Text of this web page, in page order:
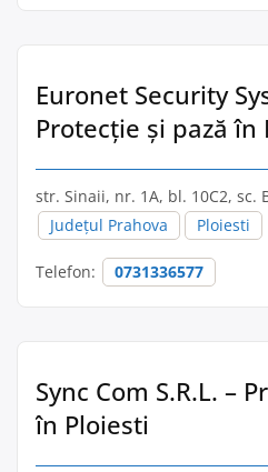
Euronet Security
Protecție și pază în
str. Sinaii, nr. 1A, bl. 10C2, sc.
Județul Prahova
Ploiesti
Telefon: 0731336577
Sync Com S.R.L. –
în Ploiesti